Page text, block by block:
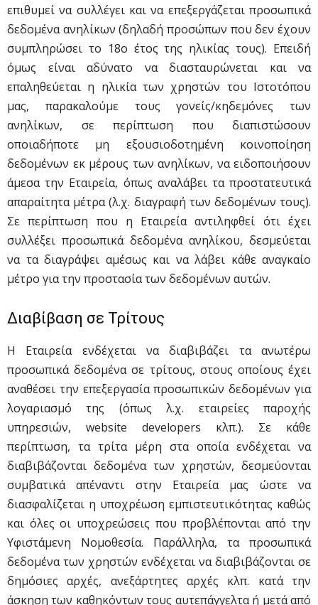
επιθυμεί να συλλέγει και να επεξεργάζεται προσωπικά
δεδομένα ανηλίκων (δηλαδή προσώπων που δεν έχουν
συμπληρώσει το 18ο έτος της ηλικίας τους). Επειδή
όμως είναι αδύνατο να διασταυρώνεται και να
επαληθεύεται η ηλικία των χρηστών του Ιστοτόπου
μας, παρακαλούμε τους γονείς/κηδεμόνες των
ανηλίκων, σε περίπτωση που διαπιστώσουν
οποιαδήποτε μη εξουσιοδοτημένη κοινοποίηση
δεδομένων εκ μέρους των ανηλίκων, να ειδοποιήσουν
άμεσα την Εταιρεία, όπως αναλάβει τα προστατευτικά
απαραίτητα μέτρα (λ.χ. διαγραφή των δεδομένων τους).
Σε περίπτωση που η Εταιρεία αντιληφθεί ότι έχει
συλλέξει προσωπικά δεδομένα ανηλίκου, δεσμεύεται
να τα διαγράψει αμέσως και να λάβει κάθε αναγκαίο
μέτρο για την προστασία των δεδομένων αυτών.
Διαβίβαση σε Τρίτους
Η Εταιρεία ενδέχεται να διαβιβάζει τα ανωτέρω
προσωπικά δεδομένα σε τρίτους, στους οποίους έχει
αναθέσει την επεξεργασία προσωπικών δεδομένων για
λογαριασμό της (όπως λ.χ. εταιρείες παροχής
υπηρεσιών, website developers κλπ.). Σε κάθε
περίπτωση, τα τρίτα μέρη στα οποία ενδέχεται να
διαβιβάζονται δεδομένα των χρηστών, δεσμεύονται
συμβατικά απέναντι στην Εταιρεία μας ώστε να
διασφαλίζεται η υποχρέωση εμπιστευτικότητας καθώς
και όλες οι υποχρεώσεις που προβλέπονται από την
Υφιστάμενη Νομοθεσία. Παράλληλα, τα προσωπικά
δεδομένα των χρηστών ενδέχεται να διαβιβάζονται σε
δημόσιες αρχές, ανεξάρτητες αρχές κλπ. κατά την
άσκηση των καθηκόντων τους αυτεπάγγελτα ή μετά από